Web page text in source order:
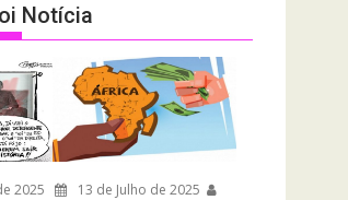
Notícia
2025
13 de Julho de 2025